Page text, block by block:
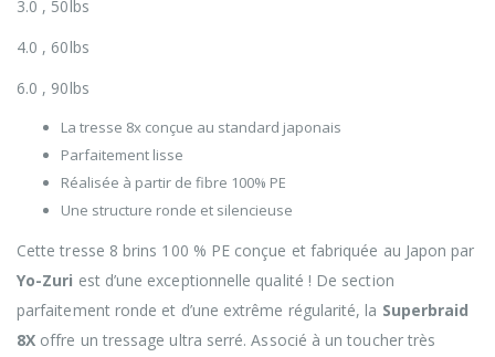
3.0 , 50lbs
4.0 , 60lbs
6.0 , 90lbs
La tresse 8x conçue au standard japonais
Parfaitement lisse
Réalisée à partir de fibre 100% PE
Une structure ronde et silencieuse
Cette tresse 8 brins 100 % PE conçue et fabriquée au Japon par
Yo-Zuri est d’une exceptionnelle qualité ! De section
parfaitement ronde et d’une extrême régularité, la Superbraid
8X offre un tressage ultra serré. Associé à un toucher très